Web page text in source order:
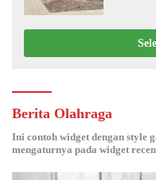
Berita Olahraga
Ini contoh widget dengan style
mengaturnya pada widget